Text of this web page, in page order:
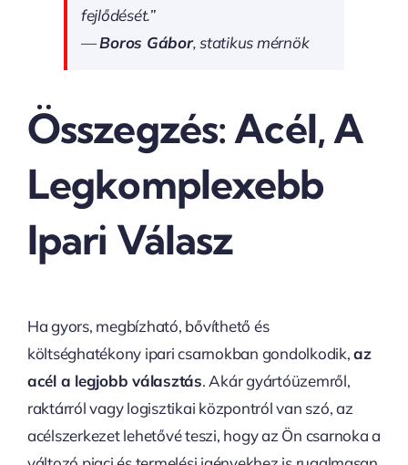
fejlődését.”
—Boros Gábor, statikus mérnök
Összegzés: Acél, A
Legkomplexebb
Ipari Válasz
Ha gyors, megbízható, bővíthető és
költséghatékony ipari csarnokban gondolkodik,az
acél a legjobb választás. Akár gyártóüzemről,
raktárról vagy logisztikai központról van szó, az
acélszerkezet lehetővé teszi, hogy az Ön csarnoka a